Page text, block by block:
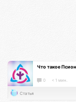
Что такое
0 < 1 мин.
Статья